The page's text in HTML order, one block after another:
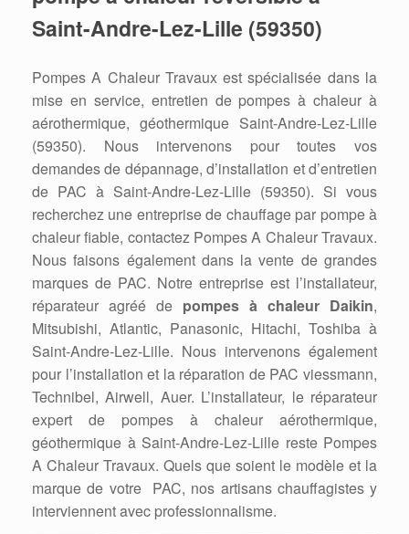
Saint-Andre-Lez-Lille (59350)
Pompes A Chaleur Travaux est spécialisée dans la
mise en service, entretien de pompes à chaleur à
aérothermique, géothermique Saint-Andre-Lez-Lille
(59350). Nous intervenons pour toutes vos
demandes de dépannage, d’installation et d’entretien
de PAC à Saint-Andre-Lez-Lille (59350). Si vous
recherchez une entreprise de chauffage par pompe à
chaleur fiable, contactez Pompes A Chaleur Travaux.
Nous faisons également dans la vente de grandes
marques de PAC. Notre entreprise est l’installateur,
réparateur agréé de pompes à chaleur Daikin,
Mitsubishi, Atlantic, Panasonic, Hitachi, Toshiba à
Saint-Andre-Lez-Lille. Nous intervenons également
pour l’installation et la réparation de PAC viessmann,
Technibel, Airwell, Auer. L’installateur, le réparateur
expert de pompes à chaleur aérothermique,
géothermique à Saint-Andre-Lez-Lille reste Pompes
A Chaleur Travaux. Quels que soient le modèle et la
marque de votre PAC, nos artisans chauffagistes y
interviennent avec professionnalisme.